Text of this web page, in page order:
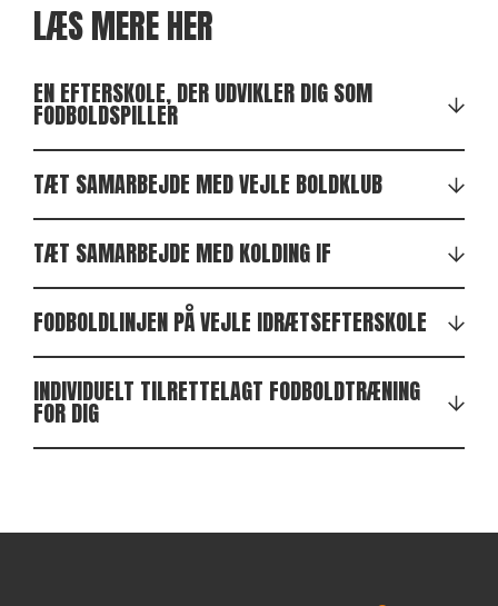
LÆS MERE HER
EN EFTERSKOLE, DER UDVIKLER DIG SOM
FODBOLDSPILLER
TÆT SAMARBEJDE MED VEJLE BOLDKLUB
TÆT SAMARBEJDE MED KOLDING IF
FODBOLDLINJEN PÅ VEJLE IDRÆTSEFTERSKOLE
INDIVIDUELT TILRETTELAGT FODBOLDTRÆNING
FOR DIG